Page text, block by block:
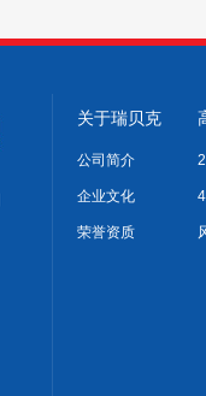
关于瑞贝克
公司简介
企业文化
荣誉资质